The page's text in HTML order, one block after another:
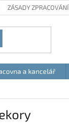
ZÁSADY ZPRACOVÁNÍ
a kancelář